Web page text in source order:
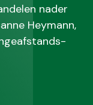
nader
Heymann,